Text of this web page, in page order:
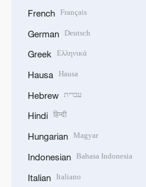
French Français
German Deutsch
Greek Ελληνικά
Hausa Hausa
Hebrew עברית
Hindi हिन्दी
Hungarian Magyar
Indonesian Bahasa Indonesia
Italian Italiano